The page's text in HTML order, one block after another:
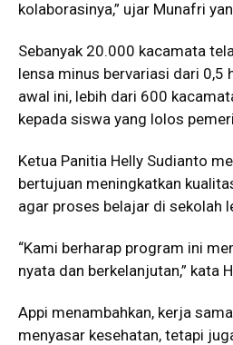
kolaborasinya,” ujar Munafri
Sebanyak 20.000 kacamata
lensa minus bervariasi dari 0,5
awal ini, lebih dari 600
kepada siswa yang lolos
Ketua Panitia Helly Sudianto
bertujuan meningkatkan
agar proses belajar di sekolah
“Kami berharap program ini
nyata dan berkelanjutan,” kata
Appi menambahkan, kerja
menyasar kesehatan, tetapi